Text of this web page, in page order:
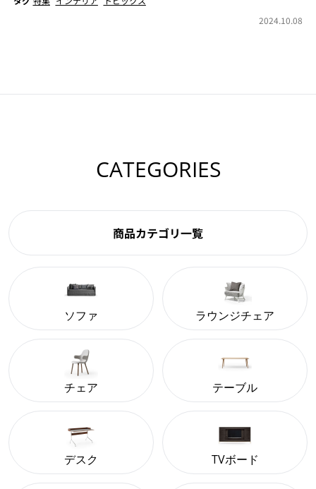
2024.10.08
CATEGORIES
商品カテゴリ一覧
ソファ ラウンジチェア
チェア テーブル
デスク TVボード